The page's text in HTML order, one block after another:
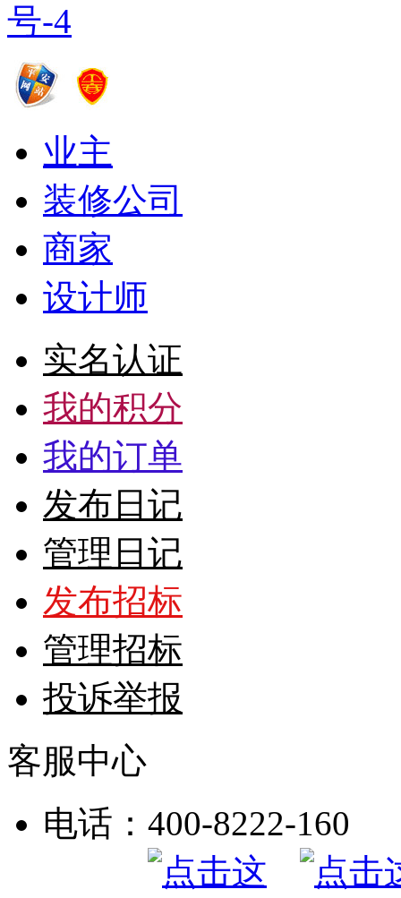
号-4
业主
装修公司
商家
设计师
实名认证
我的积分
我的订单
发布日记
管理日记
发布招标
管理招标
投诉举报
客服中心
电话：400-8222-160